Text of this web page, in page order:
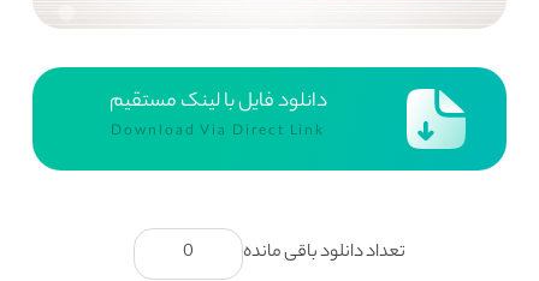
دانلود فایل با لینک مستقیم
Download Via Direct Link
تعداد دانلود باقی مانده 0